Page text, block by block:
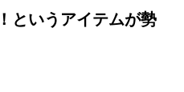
というアイテムが勢